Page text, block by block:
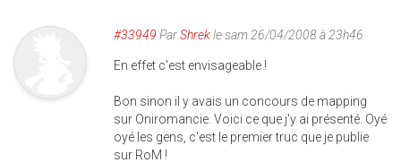
#33949 ParShrekle sam 26/04/2008 à 23h46
En effet c'est envisageable !
Bon sinon il y avais un concours de mapping
sur Oniromancie. Voici ce que j'y ai présenté. Oyé
oyé les gens, c'est le premier truc que je publie
sur RoM !